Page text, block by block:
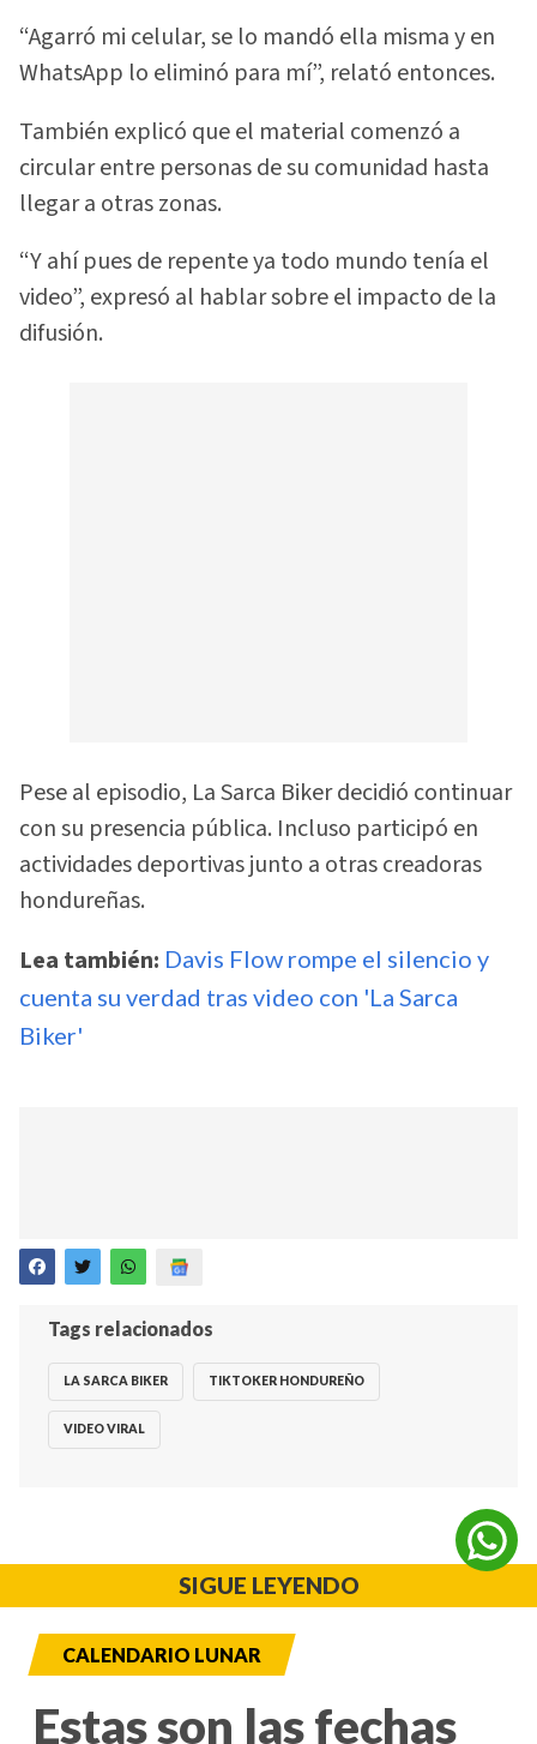
“Agarró mi celular, se lo mandó ella misma y en
WhatsApp lo eliminó para mí”, relató entonces.
También explicó que el material comenzó a
circular entre personas de su comunidad hasta
llegar a otras zonas.
“Y ahí pues de repente ya todo mundo tenía el
video”, expresó al hablar sobre el impacto de la
difusión.
Pese al episodio, La Sarca Biker decidió continuar
con su presencia pública. Incluso participó en
actividades deportivas junto a otras creadoras
hondureñas.
Lea también: Davis Flow rompe el silencio y
cuenta su verdad tras video con 'La Sarca
Biker'
Tags relacionados
LA SARCA BIKER TIKTOKER HONDUREÑO
VIDEO VIRAL
SIGUE LEYENDO
CALENDARIO LUNAR
Estas son las fechas